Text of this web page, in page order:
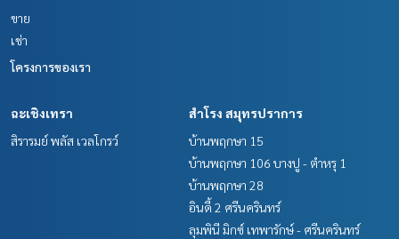
ขาย
เช่า
โครงการของเรา
ฉะเชิงเทรา
สิรารมย์ พลัส เวลโกรว์
สำโรง สมุทรปราการ
บ้านพฤกษา 15
บ้านพฤกษา 106 บางปู - ตำหรุ 1
บ้านพฤกษา 28
อินดี้ 2 ศรีนครินทร์
ลุมพินี มิกซ์ เทพารักษ์ - ศรีนครินทร์